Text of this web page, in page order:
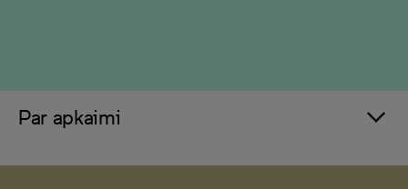
Par apkaimi